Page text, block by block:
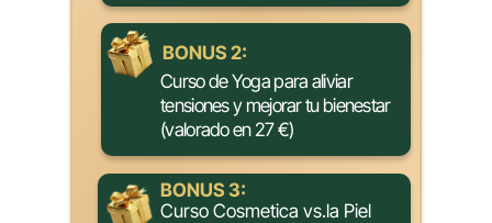
Curso Cosmetica vs.la Piel
BONUS 3:
Curso de Yoga para aliviar
tensiones y mejorar tu bienestar
(valorado en 27 €)
BONUS 2: